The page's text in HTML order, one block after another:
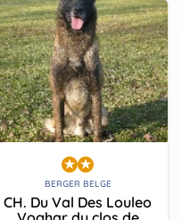
BERGER BELGE
CH. Du Val Des Louleo